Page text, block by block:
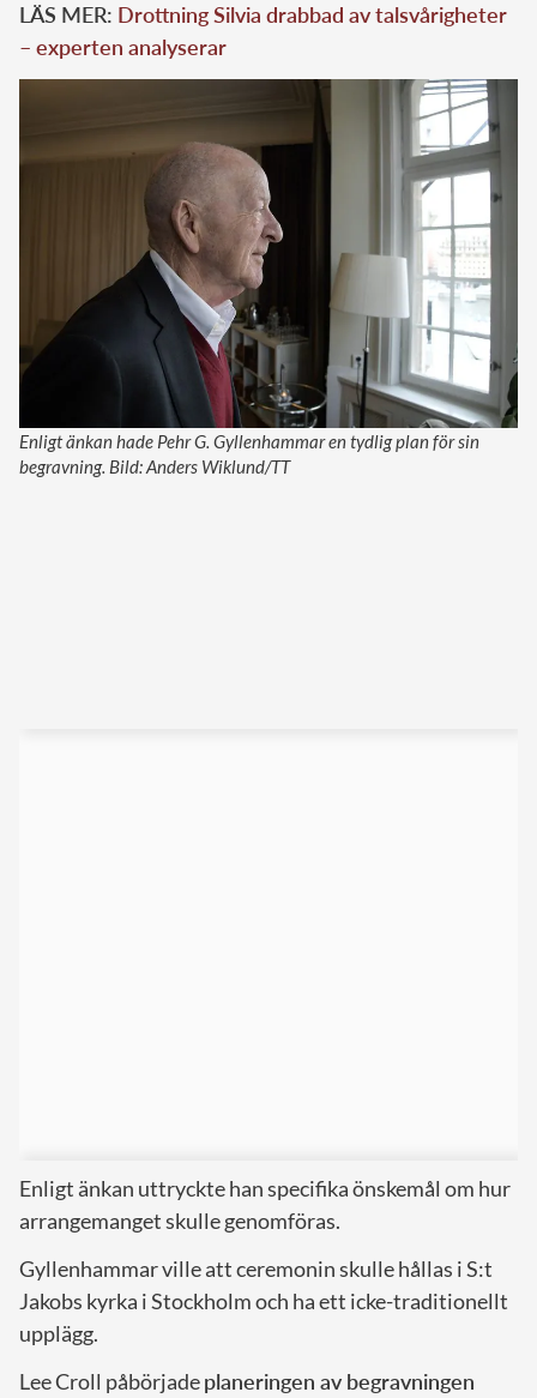
LÄS MER: Drottning Silvia drabbad av talsvårigheter
– experten analyserar
Enligt änkan hade Pehr G. Gyllenhammar en tydlig plan för sin
begravning. Bild: Anders Wiklund/TT
Enligt änkan uttryckte han specifika önskemål om hur
arrangemanget skulle genomföras.
Gyllenhammar ville att ceremonin skulle hållas i S:t
Jakobs kyrka i Stockholm och ha ett icke-traditionellt
upplägg.
Lee Croll påbörjadeplaneringen av begravningen